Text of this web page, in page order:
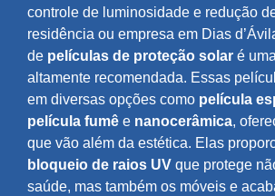
controle de luminosidade e redução
residência ou empresa em Dias
de películas de proteção solar é
altamente recomendada. Essas
em diversas opções como película
película fumê e nanocerâmica,
que vão além da estética. Elas
bloqueio de raios UV que protege
saúde, mas também os móveis e